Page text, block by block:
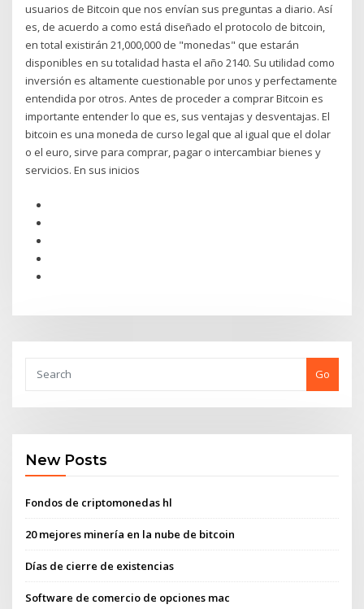
usuarios de Bitcoin que nos envían sus preguntas a diario. Así
es, de acuerdo a como está diseñado el protocolo de bitcoin,
en total existirán 21,000,000 de "monedas" que estarán
disponibles en su totalidad hasta el año 2140. Su utilidad como
inversión es altamente cuestionable por unos y perfectamente
entendida por otros. Antes de proceder a comprar Bitcoin es
importante entender lo que es, sus ventajas y desventajas. El
bitcoin es una moneda de curso legal que al igual que el dolar
o el euro, sirve para comprar, pagar o intercambiar bienes y
servicios. En sus inicios
Go
New Posts
Fondos de criptomonedas hl
20 mejores minería en la nube de bitcoin
Días de cierre de existencias
Software de comercio de opciones mac